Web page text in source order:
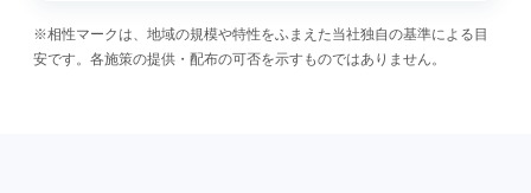
※相性マークは、地域の規模や特性をふまえた当社独自の基準による目
安です。各施策の提供・配布の可否を示すものではありません。